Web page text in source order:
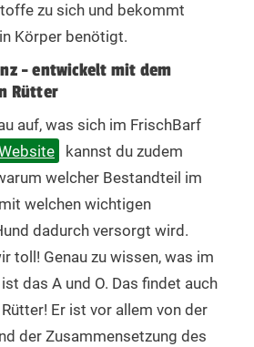
zu sich und bekommt
Körper benötigt.
- entwickelt mit dem
Rütter
auf, was sich im FrischBarf
kannst du zudem
welcher Bestandteil im
welchen wichtigen
dadurch versorgt wird.
toll! Genau zu wissen, was im
das A und O. Das findet auch
Er ist vor allem von der
der Zusammensetzung des